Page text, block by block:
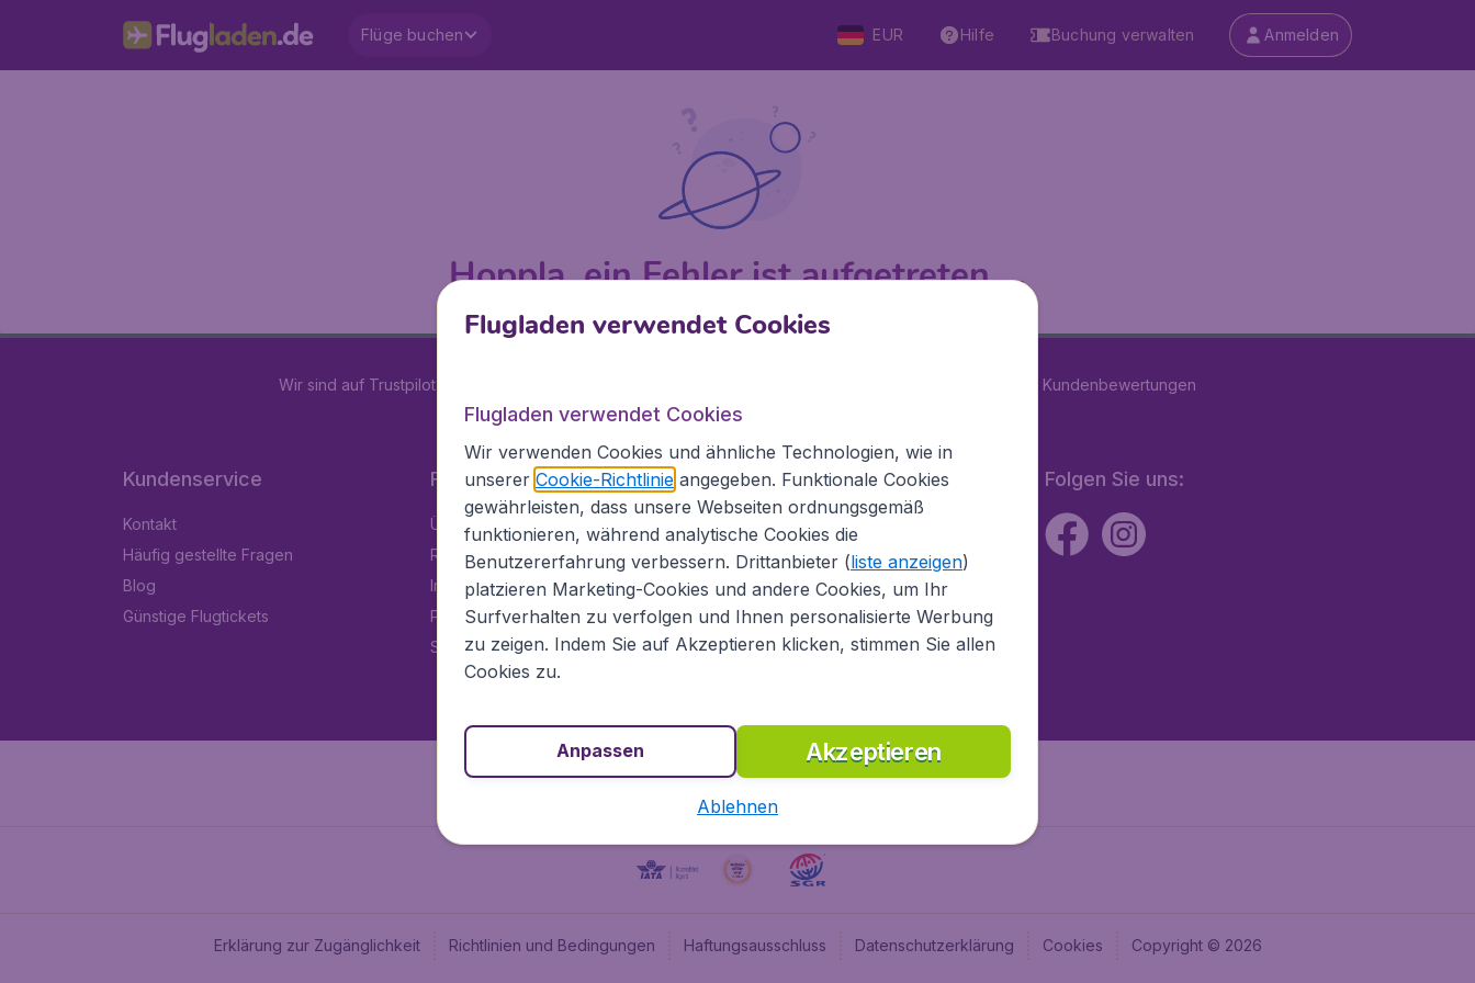
Flüge buchen EUR Hilfe Buchung verwalten Anmelden
Hoppla, ein Fehler ist aufgetreten ...
Wir sind auf Trustpilot mit Kundenbewertungen
Kundenservice
Kontakt
Häufig gestellte Fragen
Blog
Günstige Flugtickets
Flugladen.de
Über Flugladen.de
Rechtliche Informationen
Impressum
Partnerprogramm
Stellenangebote
Internationale Webseiten
CheapTickets.nl
CheapTickets.be
BudgetAir.fr
BudgetAir.es
BudgetAir.it
Folgen Sie uns:
Erklärung zur Zugänglichkeit Richtlinien und Bedingungen Haftungsausschluss Datenschutzerklärung Cookies Copyright © 2026
Flugladen verwendet Cookies
Flugladen verwendet Cookies
Wir verwenden Cookies und ähnliche Technologien, wie in
unserer Cookie-Richtlinieangegeben. Funktionale Cookies
gewährleisten, dass unsere Webseiten ordnungsgemäß
funktionieren, während analytische Cookies die
Benutzererfahrung verbessern. Drittanbieter (liste anzeigen)
platzieren Marketing-Cookies und andere Cookies, um Ihr
Surfverhalten zu verfolgen und Ihnen personalisierte Werbung
zu zeigen. Indem Sie auf Akzeptieren klicken, stimmen Sie allen
Cookies zu.
Akzeptieren
Anpassen
Ablehnen